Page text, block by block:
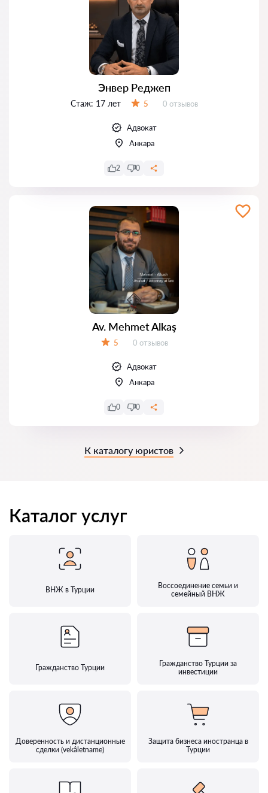
Энвер Реджеп
Стаж: 17 лет 5 Отзывов:
0 отзывов
Адвокат
Анкара
2 0
Av. Mehmet Alkaş
5 Отзывов:
0 отзывов
Адвокат
Анкара
0 0
К каталогу юристов
Каталог услуг
ВНЖ в Турции
Воссоединение семьи и
семейный ВНЖ
Гражданство Турции
Гражданство Турции за
инвестиции
Доверенность и дистанционные
сделки (vekâletname)
Защита бизнеса иностранца в
Турции